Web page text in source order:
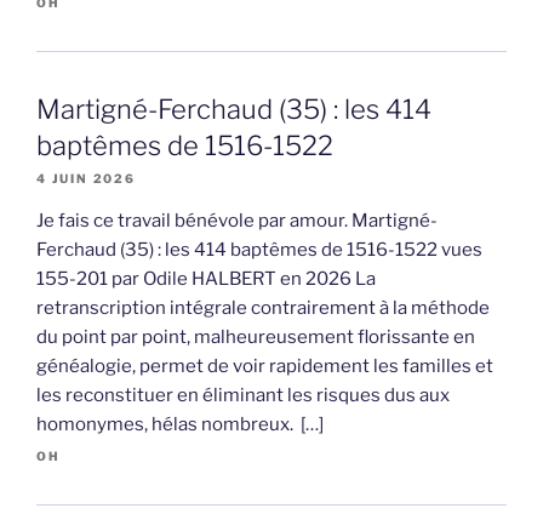
Martigné-Ferchaud (35) : les 414
baptêmes de 1516-1522
4 JUIN 2026
Je fais ce travail bénévole par amour. Martigné-
Ferchaud (35) : les 414 baptêmes de 1516-1522 vues
155-201 par Odile HALBERT en 2026 La
retranscription intégrale contrairement à la méthode
du point par point, malheureusement florissante en
généalogie, permet de voir rapidement les familles et
les reconstituer en éliminant les risques dus aux
homonymes, hélas nombreux. […]
OH